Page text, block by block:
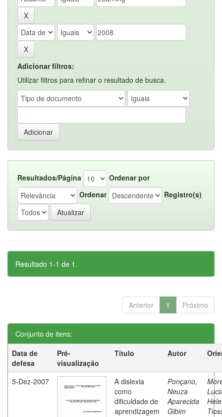
Adicionar filtros:
Utilizar filtros para refinar o resultado de busca.
Resultados/Página
Ordenar por
Ordenar
Registro(s)
Resultado 1-1 de 1.
Anterior 1 Próximo
Conjunto de itens:
Data de
defesa
Pré-
visualização
Título Autor
5-Dez-2007
A dislexia
como
dificuldade de
aprendizagem
Ponçano,
Neuza
Aparecida
Gibim